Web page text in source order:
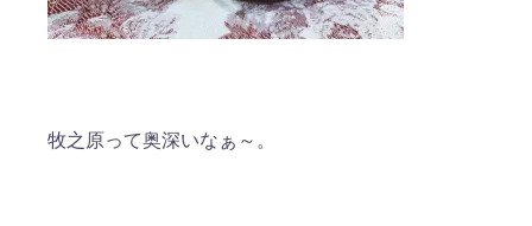
牧之原って奥深いなぁ～。